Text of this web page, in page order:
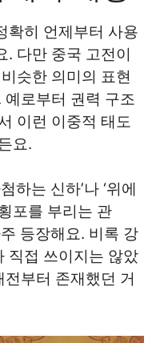
확히 언제부터 사용
. 다만 중국 고전이
슷한 의미의 표현
로부터 권력 구조
이런 이중적 태도
요.
하는 신하’나 ‘위에
포를 부리는 관
등장해요. 비록 강
직접 쓰이지는 않았
부터 존재했던 거